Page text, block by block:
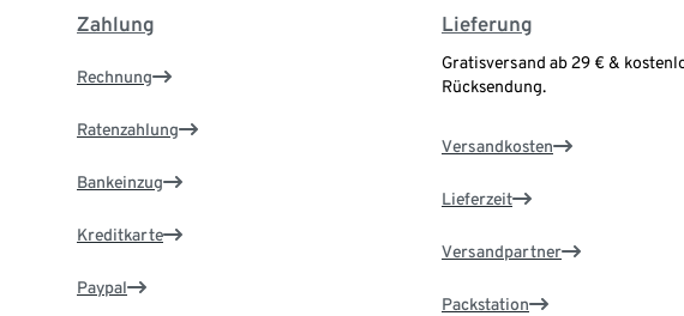
Zahlung
Rechnung
Ratenzahlung
Bankeinzug
Kreditkarte
Paypal
Lieferung
Gratisversand ab 29 € &
Rücksendung.
Versandkosten
Lieferzeit
Versandpartner
Packstation